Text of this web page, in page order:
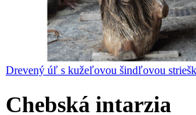
Drevený úľ s kužeľovou šindľovou
Chebská intarzia